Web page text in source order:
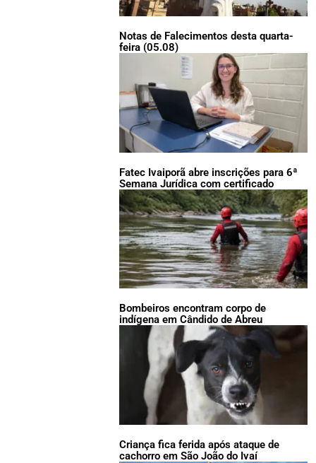
Notas de Falecimentos desta quarta-
feira (05.08)
Fatec Ivaiporã abre inscrições para 6ª
Semana Jurídica com certificado
Bombeiros encontram corpo de
indígena em Cândido de Abreu
Criança fica ferida após ataque de
cachorro em São João do Ivaí